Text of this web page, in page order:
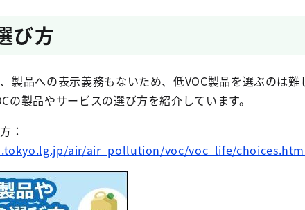
び方
製品への表示義務もないため、低VOC製品を選ぶのは難
の製品やサービスの選び方を紹介しています。
：
air/air_pollution/voc/voc_life/